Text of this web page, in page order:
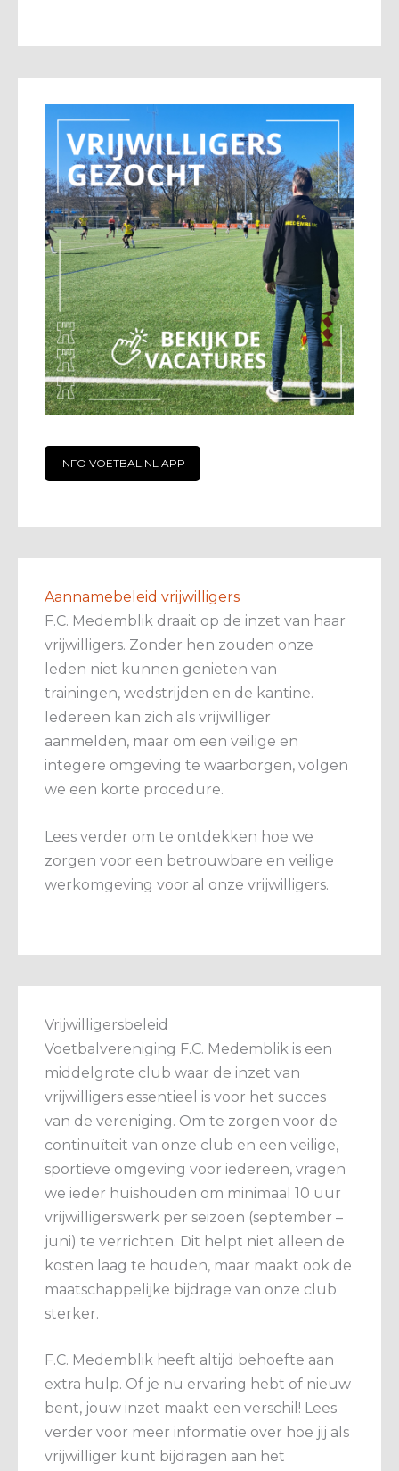
INFO VOETBAL.NL APP
Aannamebeleid vrijwilligers
F.C. Medemblik draait op de inzet van haar
vrijwilligers. Zonder hen zouden onze
leden niet kunnen genieten van
trainingen, wedstrijden en de kantine.
Iedereen kan zich als vrijwilliger
aanmelden, maar om een veilige en
integere omgeving te waarborgen, volgen
we een korte procedure.
Lees verder om te ontdekken hoe we
zorgen voor een betrouwbare en veilige
werkomgeving voor al onze vrijwilligers.
Vrijwilligersbeleid
Voetbalvereniging F.C. Medemblik is een
middelgrote club waar de inzet van
vrijwilligers essentieel is voor het succes
van de vereniging. Om te zorgen voor de
continuïteit van onze club en een veilige,
sportieve omgeving voor iedereen, vragen
we ieder huishouden om minimaal 10 uur
vrijwilligerswerk per seizoen (september –
juni) te verrichten. Dit helpt niet alleen de
kosten laag te houden, maar maakt ook de
maatschappelijke bijdrage van onze club
sterker.
F.C. Medemblik heeft altijd behoefte aan
extra hulp. Of je nu ervaring hebt of nieuw
bent, jouw inzet maakt een verschil! Lees
verder voor meer informatie over hoe jij als
vrijwilliger kunt bijdragen aan het